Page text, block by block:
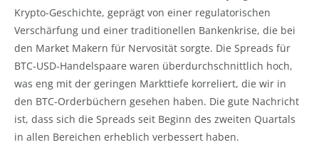
Krypto-Geschichte, geprägt von einer regulatorischen
Verschärfung und einer traditionellen Bankenkrise, die bei
den Market Makern für Nervosität sorgte. Die Spreads für
BTC-USD-Handelspaare waren überdurchschnittlich hoch,
was eng mit der geringen Markttiefe korreliert, die wir in
den BTC-Orderbüchern gesehen haben. Die gute Nachricht
ist, dass sich die Spreads seit Beginn des zweiten Quartals
in allen Bereichen erheblich verbessert haben.